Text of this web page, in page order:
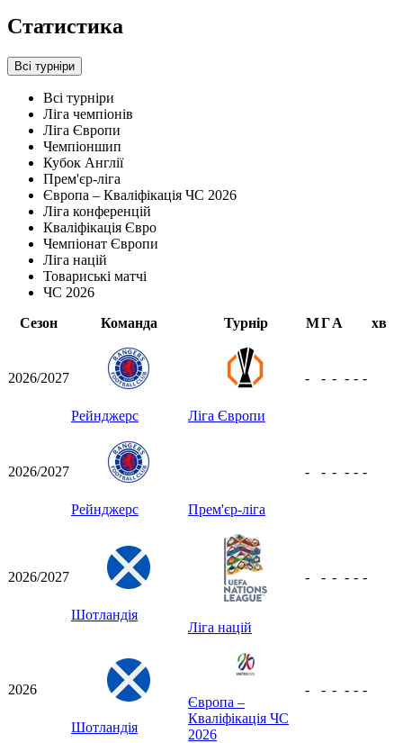
Статистика
Всі турніри
Всі турніри
Ліга чемпіонів
Ліга Європи
Чемпіоншип
Кубок Англії
Прем'єр-ліга
Європа – Кваліфікація ЧС 2026
Ліга конференцій
Кваліфікація Євро
Чемпіонат Європи
Ліга націй
Товариські матчі
ЧС 2026
Сезон
Команда Турнір МГА хв
2026/2027
Рейнджерс Ліга Європи
- - - - - -
2026/2027
Рейнджерс Прем'єр-ліга
- - - - - -
2026/2027
Шотландія
Ліга націй
- - - - - -
2026
Шотландія
Європа –
Кваліфікація ЧС
2026
- - - - - -